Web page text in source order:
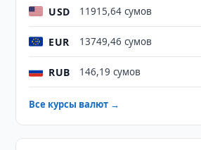
USD 11915,64 сумов
EUR 13749,46 сумов
RUB 146,19 сумов
Все курсы валют →